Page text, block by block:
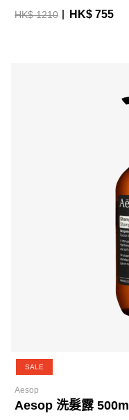
HK$ 1210 HK$ 755
SALE
Aesop
Aesop 洗髮露 500ml